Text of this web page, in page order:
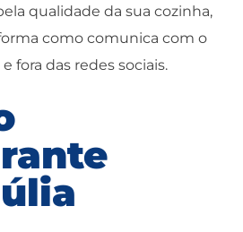
qualidade da sua cozinha,
como comunica com o
fora das redes sociais.